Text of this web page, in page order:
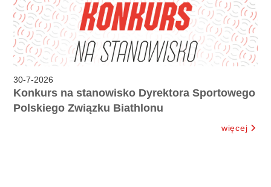
30-7-2026
Konkurs na stanowisko Dyrektora Sportowego
Polskiego Związku Biathlonu
więcej